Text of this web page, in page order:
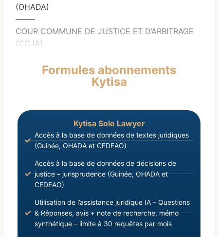
(OHADA)
——–
COUR COMMUNE DE JUSTICE ET D’ARBITRAGE
(CCJA)
Formules abonnements
Kytisa
Kytisa Solo Lawyer
Accès à la base de données de textes juridiques
(Guinée, OHADA et CEDEAO)
Accès à la base de données de décisions de
justice – jurisprudence (Guinée, OHADA et
CEDEAO)
Utilisation de l’assistance juridique IA – Questions
& Réponses, avis + note de recherche, mémo
synthétique – limite à 30 requêtes par mois